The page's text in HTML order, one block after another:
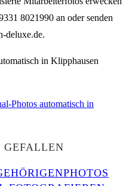
8021990 an oder senden
deluxe.de.
Photos automatisch in